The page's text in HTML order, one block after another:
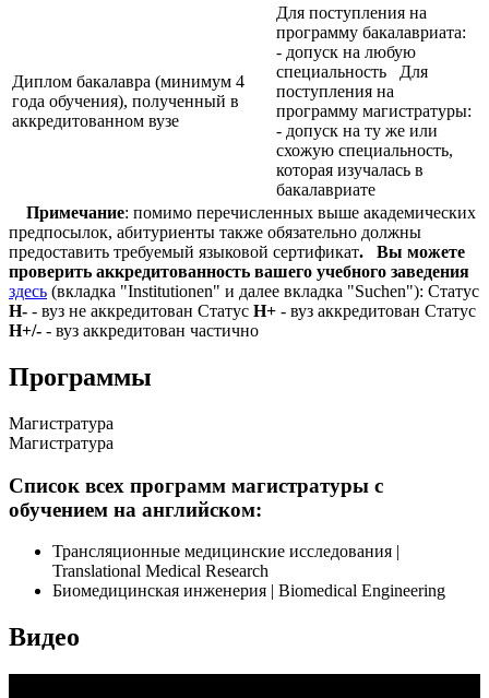
Диплом бакалавра (минимум 4
года обучения), полученный в
аккредитованном вузе
Для поступления на
программу бакалавриата:
- допуск на любую
специальность Для
поступления на
программу магистратуры:
- допуск на ту же или
схожую специальность,
которая изучалась в
бакалавриате
Примечание: помимо перечисленных выше академических
предпосылок, абитуриенты также обязательно должны
предоставить требуемый языковой сертификат.
Вы можете
проверить аккредитованность вашего учебного заведения
здесь (вкладка "Institutionen" и далее вкладка "Suchen"): Статус
Н- - вуз не аккредитован Статус Н+ - вуз аккредитован Статус
Н+/- - вуз аккредитован частично
Программы
Магистратура
Магистратура
Список всех программ магистратуры с
обучением на английском:
Трансляционные медицинские исследования |
Translational Medical Research
Биомедицинская инженерия | Biomedical Engineering
Видео